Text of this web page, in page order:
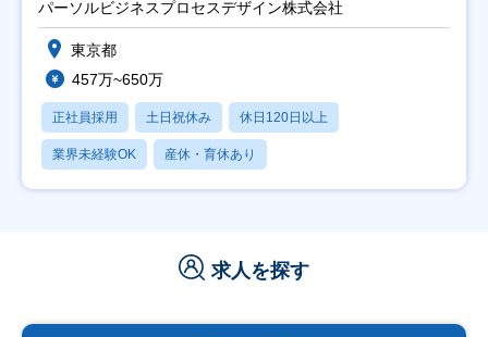
パーソルビジネスプロセスデザイン株式会社
東京都
457万~650万
正社員採用 土日祝休み 休日120日以上
業界未経験OK 産休・育休あり
求人を探す